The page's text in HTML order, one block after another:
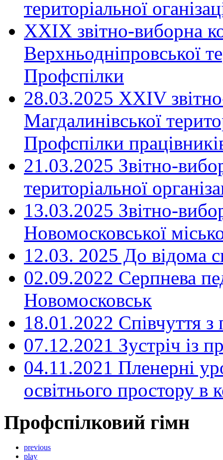
територіальної
XXIX звітно-виборна
Верхньодніпровської
Профспілки
28.03.2025 ХХІV
Магдалинівської
Профспілки
21.03.2025 Звітно-
територіальної
13.03.2025 Звітно-
Новомосковської
12.03. 2025 До відома
02.09.2022 Серпнева
Новомосковськ
18.01.2022 Співчуття з
07.12.2021 Зустріч із
04.11.2021 Пленерні
освітнього простору
Профспілковий гімн
previous
play